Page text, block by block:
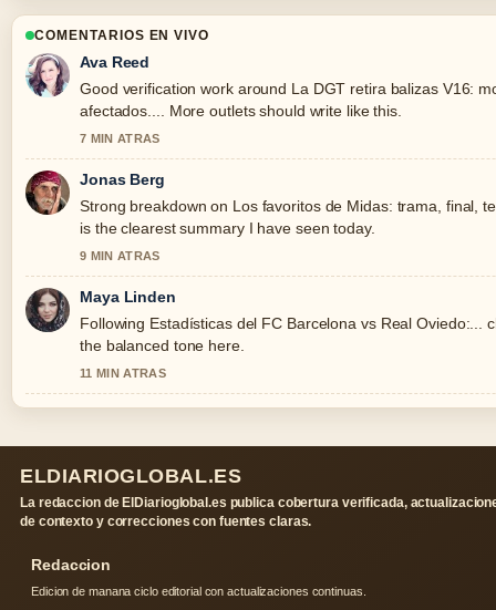
COMENTARIOS EN VIVO
Ava Reed
Good verification work around La DGT retira balizas V16:
afectados.... More outlets should write like this.
7 MIN ATRAS
Jonas Berg
Strong breakdown on Los favoritos de Midas: trama, final,
is the clearest summary I have seen today.
9 MIN ATRAS
Maya Linden
Following Estadísticas del FC Barcelona vs Real Oviedo:...
the balanced tone here.
11 MIN ATRAS
ELDIARIOGLOBAL.ES
La redaccion de ElDiarioglobal.es publica cobertura verificada,
de contexto y correcciones con fuentes claras.
Redaccion
Edicion de manana ciclo editorial con actualizaciones continuas.